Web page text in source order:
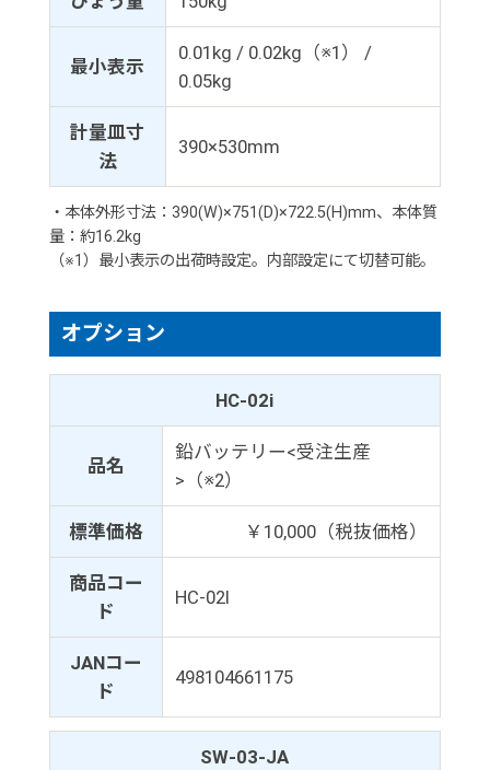
最小表示
0.01kg / 0.02kg（※1） /
0.05kg
計量皿寸
法
390×530mm
・本体外形寸法：390(W)×751(D)×722.5(H)mm、本体質
量：約16.2kg
（※1）最小表示の出荷時設定。内部設定にて切替可能。
オプション
HC-02i
品名
鉛バッテリー<受注生産
>（※2）
標準価格 ￥10,000（税抜価格）
商品コー
ド
HC-02I
JANコー
ド
498104661175
SW-03-JA